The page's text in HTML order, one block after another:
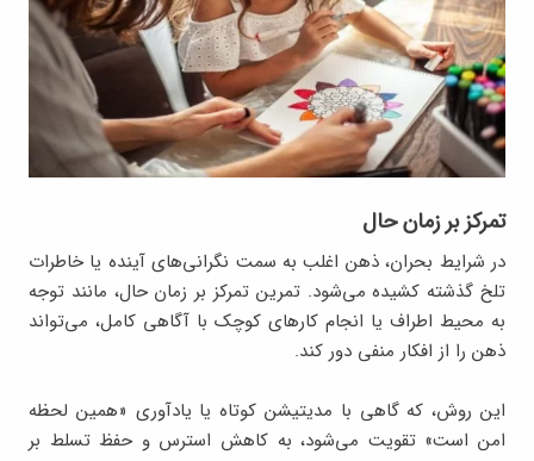
تمرکز بر زمان حال
در شرایط بحران، ذهن اغلب به سمت نگرانی‌های آینده یا خاطرات
تلخ گذشته کشیده می‌شود. تمرین تمرکز بر زمان حال، مانند توجه
به محیط اطراف یا انجام کارهای کوچک با آگاهی کامل، می‌تواند
ذهن را از افکار منفی دور کند.
این روش، که گاهی با مدیتیشن کوتاه یا یادآوری «همین لحظه
امن است» تقویت می‌شود، به کاهش استرس و حفظ تسلط بر